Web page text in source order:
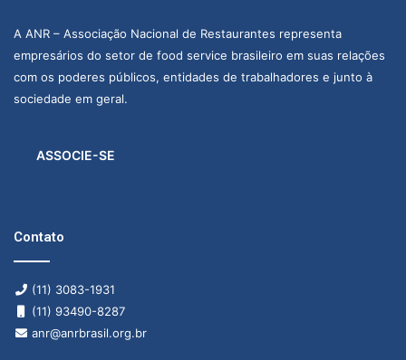
A ANR – Associação Nacional de Restaurantes representa
empresários do setor de food service brasileiro em suas relações
com os poderes públicos, entidades de trabalhadores e junto à
sociedade em geral.
ASSOCIE-SE
Contato
(11) 3083-1931
(11) 93490-8287
anr@anrbrasil.org.br